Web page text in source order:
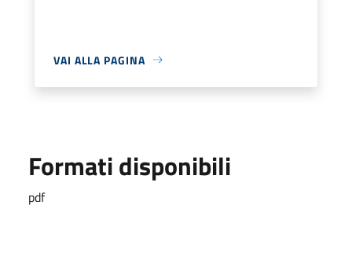
VAI ALLA PAGINA
Formati disponibili
pdf